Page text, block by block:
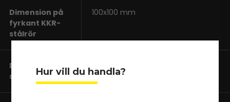
Dimension på
fyrkant KKR-
stålrör
100x100 mm
Dimension på
sidobegränsningsrör
89 mm
Hur vill du handla?